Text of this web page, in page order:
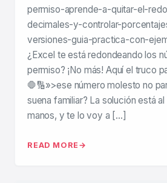
permiso-aprende-a-quitar-el-
decimales-y-controlar-
versiones-guia-practica-con-
¿Excel te está redondeando los
permiso? ¡No más! Aquí el truco
🛑🔢»>ese número molesto no
suena familiar? La solución está
manos, y te lo voy a […]
READ MORE